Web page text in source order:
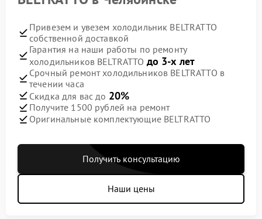
Привезем и увезем холодильник BELTRATTO
собственной доставкой
Гарантия на наши работы по ремонту
холодильников BELTRATTO до 3-х лет
Срочный ремонт холодильников BELTRATTO в
течении часа
Скидка для вас до 20%
Получите 1500 рублей на ремонт
Оригинальные комплектующие BELTRATTO
Получить консультацию
Наши цены